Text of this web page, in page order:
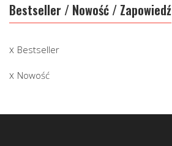
Bestseller / Nowość / Zapowiedź
Bestseller
Nowość